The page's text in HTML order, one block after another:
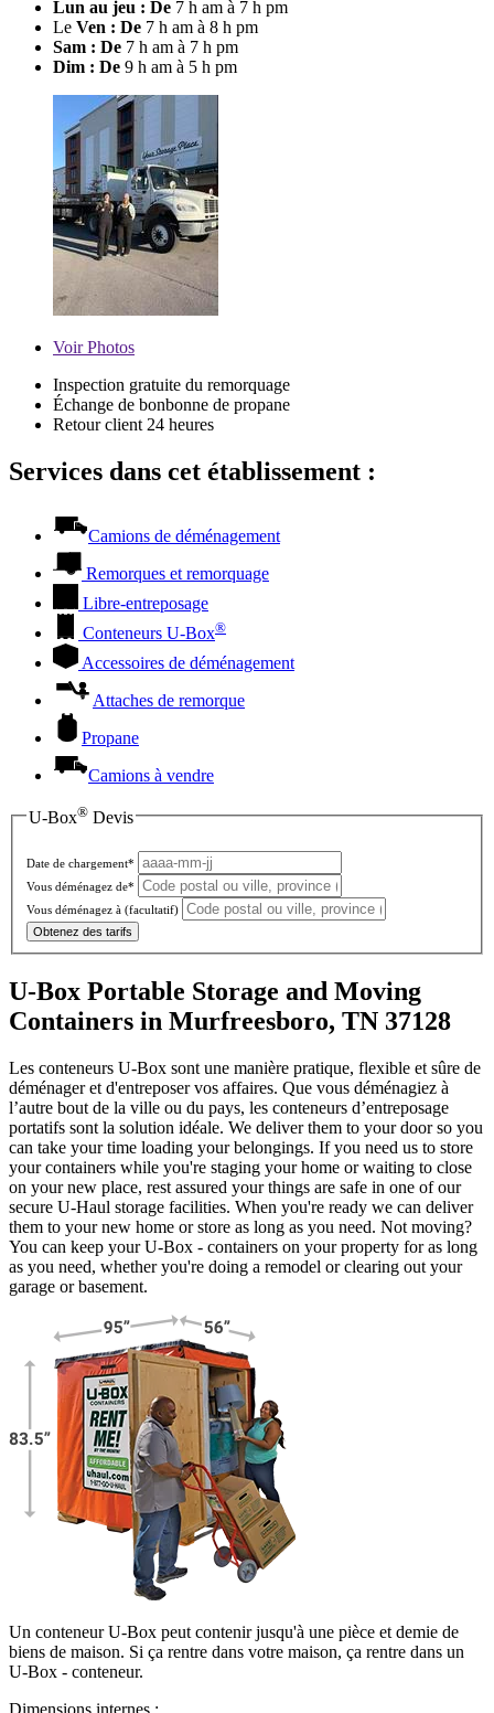
Lun au jeu : De 7 h am à 7 h pm
Le Ven : De 7 h am à 8 h pm
Sam : De 7 h am à 7 h pm
Dim : De 9 h am à 5 h pm
VoirPhotos
Inspection gratuite du remorquage
Échange de bonbonne de propane
Retour client 24 heures
Services dans cet établissement :
Camions de déménagement
Remorques et remorquage
Libre-entreposage
Conteneurs U-Box®
Accessoires de déménagement
Attaches de remorque
Propane
Camions à vendre
U-Box® Devis
Date de chargement*
Vous déménagez de*
Vous déménagez à (facultatif)
Obtenez des tarifs
U-Box Portable Storage and Moving
Containers in Murfreesboro, TN 37128
Les conteneurs U-Box sont une manière pratique, flexible et sûre de
déménager et d'entreposer vos affaires. Que vous déménagiez à
l’autre bout de la ville ou du pays, les conteneurs d’entreposage
portatifs sont la solution idéale. We deliver them to your door so you
can take your time loading your belongings. If you need us to store
your containers while you're staging your home or waiting to close
on your new place, rest assured your things are safe in one of our
secure U-Haul storage facilities. When you're ready we can deliver
them to your new home or store as long as you need. Not moving?
You can keep yourU-Box - containers on your property for as long
as you need, whether you're doing a remodel or clearing out your
garage or basement.
Un conteneur U-Box peut contenir jusqu'à une pièce et demie de
biens de maison. Si ça rentre dans votre maison, ça rentre dans un
U-Box - conteneur.